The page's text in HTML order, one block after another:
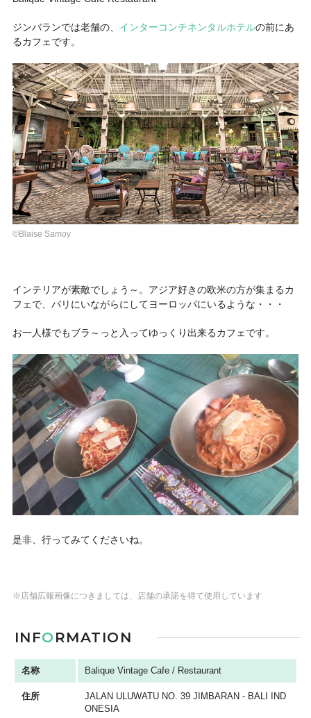
ジンバランでは老舗の、 インターコンチネンタルホテルの前にあ
るカフェです。
©Blaise Samoy
インテリアが素敵でしょう～。アジア好きの欧米の方が集まるカ
フェで、バリにいながらにしてヨーロッパにいるような・・・
お一人様でもブラ～っと入ってゆっくり出来るカフェです。
是非、行ってみてくださいね。
※店舗広報画像につきましては、店舗の承諾を得て使用しています
INFO RMATION
名称 Balique Vintage Cafe / Restaurant
住所
JALAN ULUWATU NO. 39 JIMBARAN - BALI IND
ONESIA